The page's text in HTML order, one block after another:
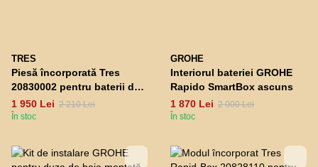
TRES
Piesă încorporată Tres
20830002 pentru baterii de
lavoar 20830002
1 950 Lei 2 210 Lei
În stoc
GROHE
Interiorul bateriei GROHE
Rapido SmartBox ascuns
1 870 Lei 2 000 Lei
În stoc